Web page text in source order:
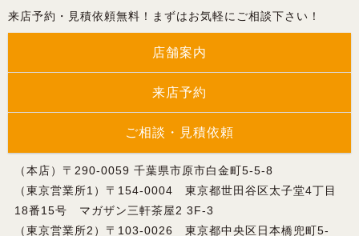
来店予約・見積依頼無料！まずはお気軽にご相談下さい！
店舗案内
来店予約
ご相談・見積依頼
（本店）〒290-0059 千葉県市原市白金町5-5-8
（東京営業所1）〒154-0004 東京都世田谷区太子堂4丁目
18番15号 マガザン三軒茶屋2 3F-3
（東京営業所2）〒103-0026 東京都中央区日本橋兜町5-